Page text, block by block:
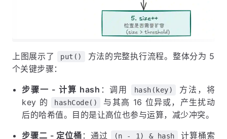
上图展示了 put()
方法的完整执行流程。整体分为 5
个关键步骤：
步骤一 - 计算 hash ：调用 hash(key)
方法，将
key 的
hashCode()
与其高 16 位异或，产生扰动
后的哈希值。目的是让高位也参与运算，减少冲突。
步骤二 - 定位桶 ：通过 (n - 1) & hash 计算桶索